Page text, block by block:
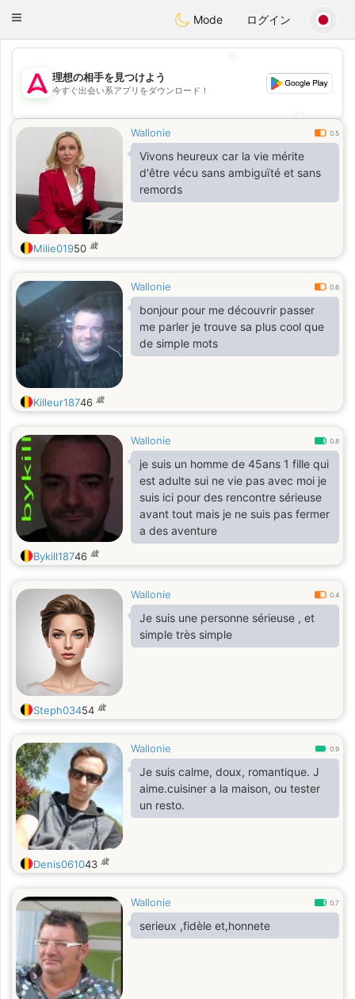
Tantôt
Toggle
Mode ログイン
💖
💕
理想の相手を見つけよう
今すぐ出会い系アプリをダウンロード！
Wallonie 0.5
Vivons heureux car la vie mérite
d'être vécu sans ambiguïté et sans
remords
Milie01950 歳
Wallonie 0.6
bonjour pour me découvrir passer
me parler je trouve sa plus cool que
de simple mots
Killeur18746 歳
Wallonie 0.8
je suis un homme de 45ans 1 fille qui
est adulte sui ne vie pas avec moi je
suis ici pour des rencontre sérieuse
avant tout mais je ne suis pas fermer
a des aventure
Bykill18746 歳
Wallonie 0.4
Je suis une personne sérieuse , et
simple très simple
Steph03454 歳
Wallonie 0.9
Je suis calme, doux, romantique. J
aime.cuisiner a la maison, ou tester
un resto.
Denis061043 歳
Wallonie 0.7
serieux ,fidèle et,honnete